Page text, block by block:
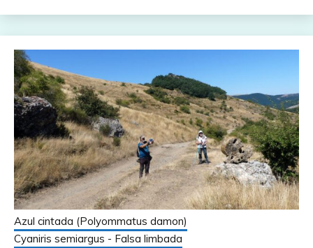
Azul cintada (Polyommatus damon)
Cyaniris semiargus - Falsa limbada